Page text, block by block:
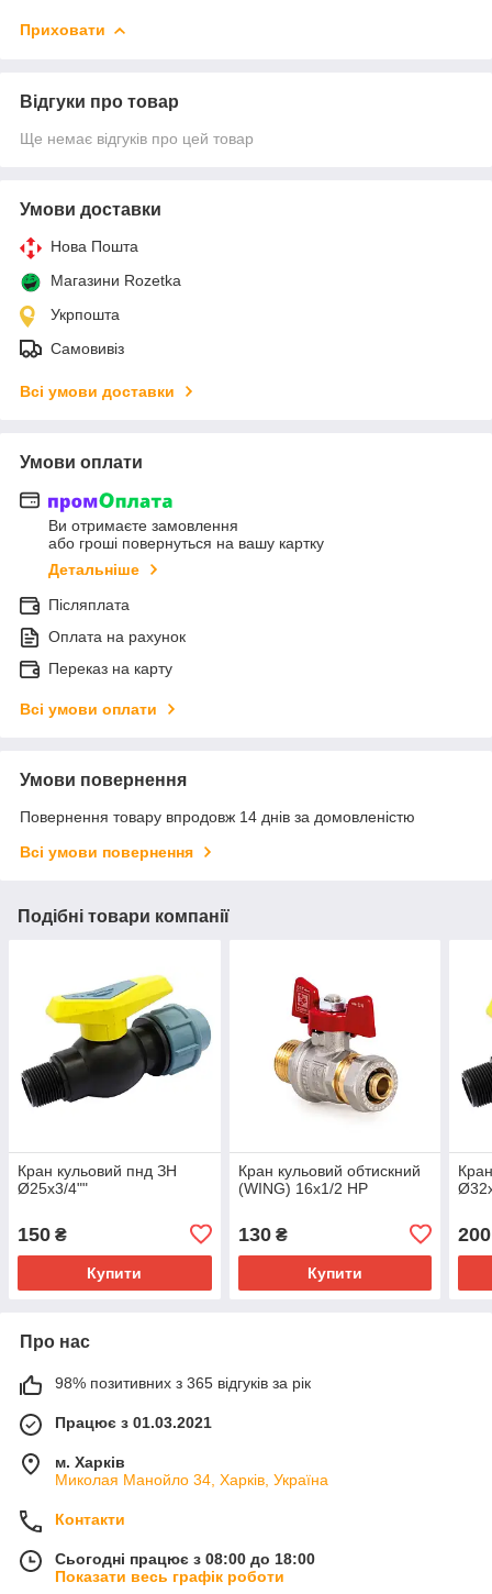
Приховати
Відгуки про товар
Ще немає відгуків про цей товар
Умови доставки
Нова Пошта
Магазини Rozetka
Укрпошта
Самовивіз
Всі умови доставки
Умови оплати
Ви отримаєте замовлення
або гроші повернуться на вашу картку
Детальніше
Післяплата
Оплата на рахунок
Переказ на карту
Всі умови оплати
Умови повернення
Повернення товару впродовж 14 днів за домовленістю
Всі умови повернення
Подібні товари компанії
Кран кульовий пнд ЗН
Ø25х3/4""
150 ₴
Купити
Кран кульовий обтискний
(WING) 16х1/2 НР
130₴
Купити
200
Про нас
98% позитивних з 365 відгуків за рік
Працює з 01.03.2021
м. Харків
Миколая Манойло 34, Харків, Україна
Контакти
Сьогодні працює з 08:00 до 18:00
Показати весь графік роботи